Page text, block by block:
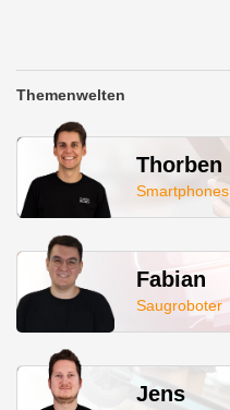
Themenwelten
Thorben
Smartphones
Fabian
Saugroboter
Jens